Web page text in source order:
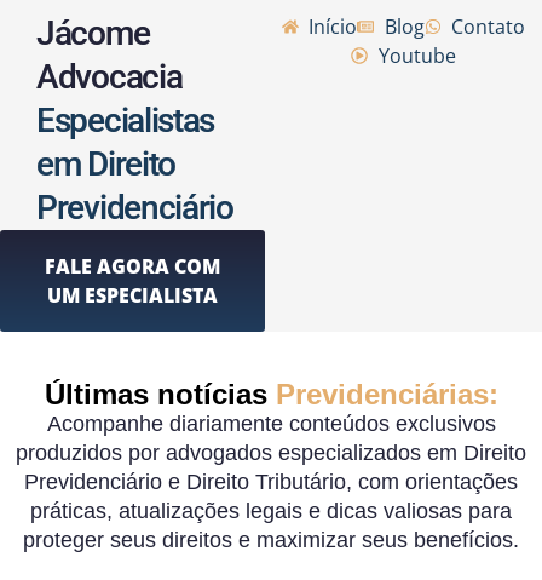
Jácome
Advocacia
Especialistas
em Direito
Previdenciário
FALE AGORA COM
UM ESPECIALISTA
Início Blog
Contato
Youtube
Últimas notícias Previdenciárias:
Acompanhe diariamente conteúdos exclusivos
produzidos por advogados especializados em Direito
Previdenciário e Direito Tributário, com orientações
práticas, atualizações legais e dicas valiosas para
proteger seus direitos e maximizar seus benefícios.